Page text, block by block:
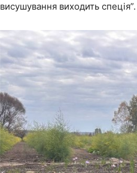
висушування виходить спеція”.